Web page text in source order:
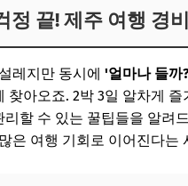
정 끝! 제주 여행 경
레지만 동시에 '얼마나 들까
찾아오죠. 2박 3일 알차게
리할 수 있는 꿀팁들을 알려
은 여행 기회로 이어진다는